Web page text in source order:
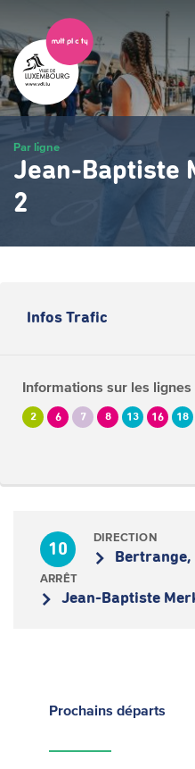
au
contenu
principal
Par ligne
Jean-Baptiste
2
Infos Trafic
Informations sur les lignes
2 6 7 8 13 16 18
10
DIRECTION
Bertrange,
ARRÊT
Jean-Baptiste
Prochains départs